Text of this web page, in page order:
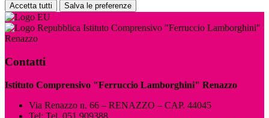
Accetta tutti Salva le preferenze
Istituto Comprensivo "Ferruccio Lamborghini"
Renazzo
Contatti
Istituto Comprensivo "Ferruccio Lamborghini" Renazzo
Via Renazzo n. 66 – RENAZZO – CAP. 44045
Tel: Tel. 051 909388